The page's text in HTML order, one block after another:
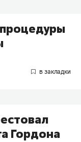
Гордона